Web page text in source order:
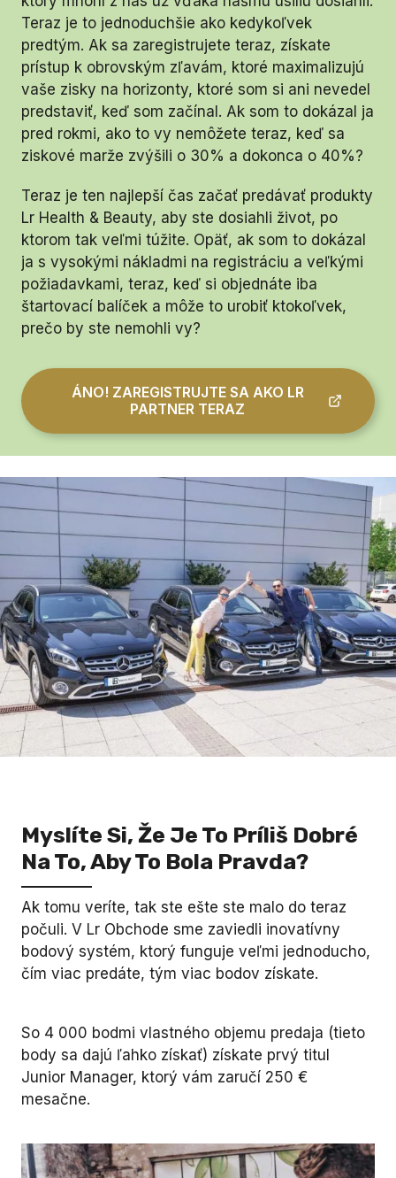
Teraz je to jednoduchšie ako kedykoľvek
predtým. Ak sa zaregistrujete teraz, získate
prístup k obrovským zľavám, ktoré maximalizujú
vaše zisky na horizonty, ktoré som si ani nevedel
predstaviť, keď som začínal. Ak som to dokázal ja
pred rokmi, ako to vy nemôžete teraz, keď sa
ziskové marže zvýšili o 30% a dokonca o 40%?
Teraz je ten najlepší čas začať predávať produkty
Lr Health & Beauty, aby ste dosiahli život, po
ktorom tak veľmi túžite. Opäť, ak som to dokázal
ja s vysokými nákladmi na registráciu a veľkými
požiadavkami, teraz, keď si objednáte iba
štartovací balíček a môže to urobiť ktokoľvek,
prečo by ste nemohli vy?
ÁNO! ZAREGISTRUJTE SA AKO LR
PARTNER TERAZ
Myslíte Si, Že Je To Príliš Dobré
Na To, Aby To Bola Pravda?
Ak tomu veríte, tak ste ešte ste malo do teraz
počuli. V Lr Obchode sme zaviedli inovatívny
bodový systém, ktorý funguje veľmi jednoducho,
čím viac predáte, tým viac bodov získate.
So 4 000 bodmi vlastného objemu predaja (tieto
body sa dajú ľahko získať) získate prvý titul
Junior Manager, ktorý vám zaručí 250 €
mesačne.